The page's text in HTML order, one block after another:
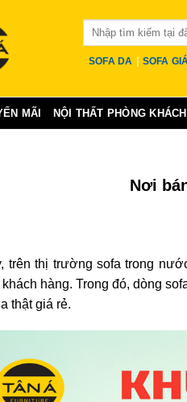
Tìm
kiếm:
SOFA DA
SOFA
MÃI NỘI THẤT PHÒNG KHÁCH
Nơi
trên thị trường sofa trong
hàng. Trong đó, dòng
thật giá rẻ.